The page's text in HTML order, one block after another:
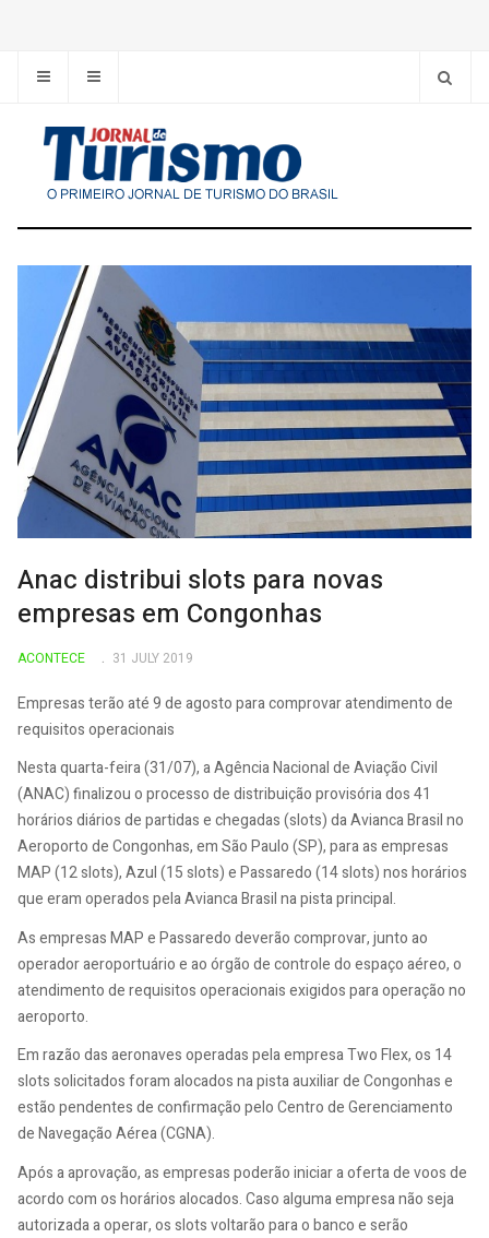
Anac distribui slots para novas
empresas em Congonhas
ACONTECE 31 JULY 2019
Empresas terão até 9 de agosto para comprovar atendimento de
requisitos operacionais
Nesta quarta-feira (31/07), a Agência Nacional de Aviação Civil
(ANAC) finalizou o processo de distribuição provisória dos 41
horários diários de partidas e chegadas (slots) da Avianca Brasil no
Aeroporto de Congonhas, em São Paulo (SP), para as empresas
MAP (12 slots), Azul (15 slots) e Passaredo (14 slots) nos horários
que eram operados pela Avianca Brasil na pista principal.
As empresas MAP e Passaredo deverão comprovar, junto ao
operador aeroportuário e ao órgão de controle do espaço aéreo, o
atendimento de requisitos operacionais exigidos para operação no
aeroporto.
Em razão das aeronaves operadas pela empresa Two Flex, os 14
slots solicitados foram alocados na pista auxiliar de Congonhas e
estão pendentes de confirmação pelo Centro de Gerenciamento
de Navegação Aérea (CGNA).
Após a aprovação, as empresas poderão iniciar a oferta de voos de
acordo com os horários alocados. Caso alguma empresa não seja
autorizada a operar, os slots voltarão para o banco e serão